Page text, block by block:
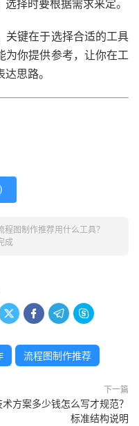
择时要根据需求来定。
关键在于选择合适的工具
为你提供参考，让你在工
思路。
)
程图制作推荐用什么工具？
成
   
流程图制作推荐
下一篇
术方案多少钱怎么写才规范？
标准结构说明